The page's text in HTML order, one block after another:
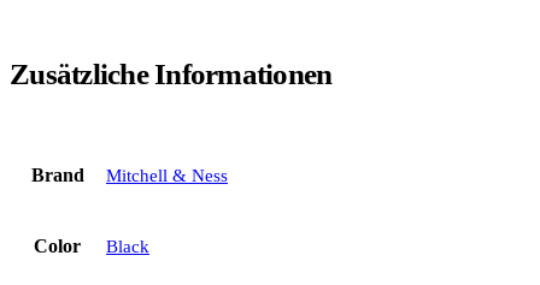
Zusätzliche Informationen
Brand Mitchell & Ness
Color Black